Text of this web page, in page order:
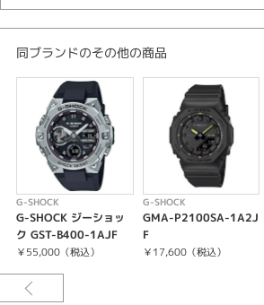
その他ベルト
クォーツ
20気圧防水
ジーショック
レディース 腕時計
腕時計
G-SHOCK
紹介文
ケース・ベゼル材質：カーボン／樹脂
樹脂バンド
耐衝撃構造（ショックレジスト）
カーボンコアガード構造
20気圧防水
同ブランドのその他の商品
G-SHOCK
G-SHOCK ジーショッ
ク GST-B400-1AJF
￥55,000（税込）
G-SHOCK
GMA-P2100SA-1A2J
F
￥17,600（税込）